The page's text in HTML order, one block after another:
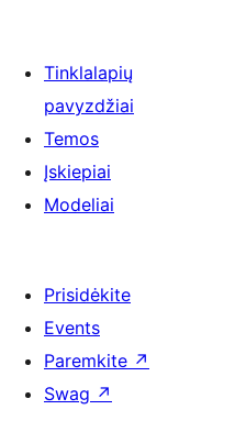
Tinklalapių
pavyzdžiai
Temos
Įskiepiai
Modeliai
Prisidėkite
Events
Paremkite ↗
Swag ↗